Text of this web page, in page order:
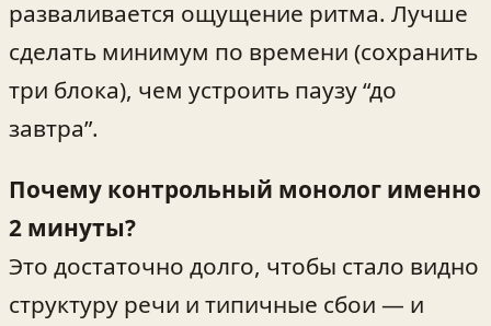
разваливается ощущение ритма. Лучше
сделать минимум по времени (сохранить
три блока), чем устроить паузу “до
завтра”.
Почему контрольный монолог именно
2 минуты?
Это достаточно долго, чтобы стало видно
структуру речи и типичные сбои — и